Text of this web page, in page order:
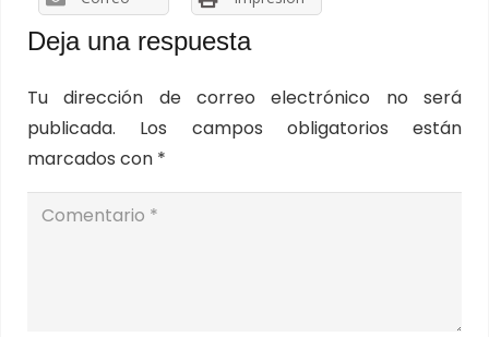
Deja una respuesta
Tu dirección de correo electrónico no será
publicada.
Los campos obligatorios están
marcados con *